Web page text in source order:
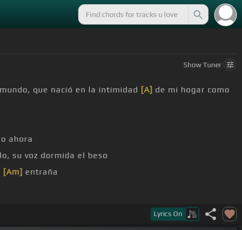
ShowTuner
que nació en la intimidad [A] de mi hogar como
ahora
su voz dormida el beso
[Am] entraña
Lyrics On